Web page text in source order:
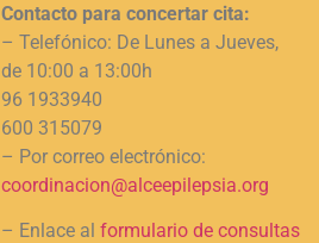
Contacto para concertar cita:
– Telefónico: De Lunes a Jueves,
de 10:00 a 13:00h
96 1933940
600 315079
– Por correo electrónico:
coordinacion@alceepilepsia.org
– Enlace al formulario de consultas